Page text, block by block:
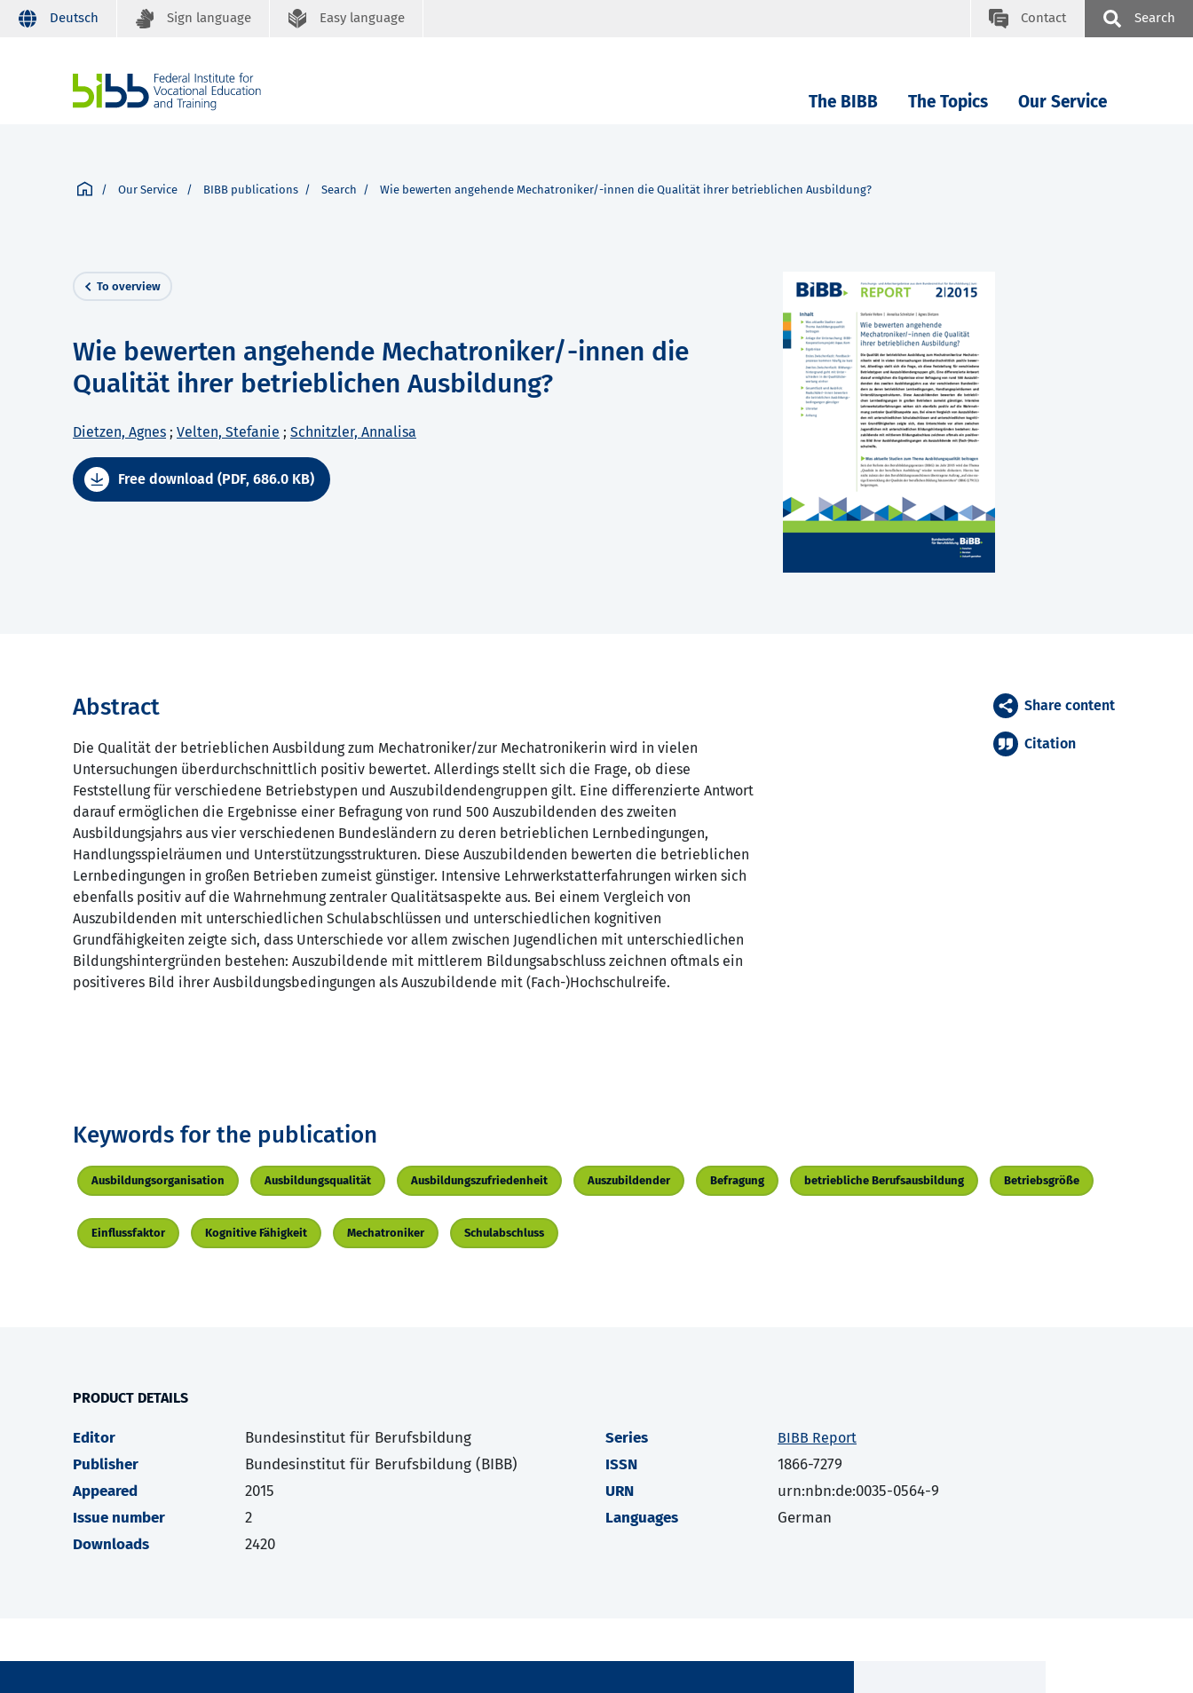
Deutsch Sign language Easy language Contact Search
The BIBB The Topics Our Service
Our Service BIBB publications Search Wie bewerten angehende Mechatroniker/-innen die Qualität ihrer betrieblichen Ausbildung?
To overview
Wie bewerten angehende Mechatroniker/-innen die
Qualität ihrer betrieblichen Ausbildung?
Dietzen, Agnes ; Velten, Stefanie ; Schnitzler, Annalisa
Free download (PDF, 686.0 KB)
Abstract
Die Qualität der betrieblichen Ausbildung zum Mechatroniker/zur Mechatronikerin wird in vielen
Untersuchungen überdurchschnittlich positiv bewertet. Allerdings stellt sich die Frage, ob diese
Feststellung für verschiedene Betriebstypen und Auszubildendengruppen gilt. Eine differenzierte Antwort
darauf ermöglichen die Ergebnisse einer Befragung von rund 500 Auszubildenden des zweiten
Ausbildungsjahrs aus vier verschiedenen Bundesländern zu deren betrieblichen Lernbedingungen,
Handlungsspielräumen und Unterstützungsstrukturen. Diese Auszubildenden bewerten die betrieblichen
Lernbedingungen in großen Betrieben zumeist günstiger. Intensive Lehrwerkstatterfahrungen wirken sich
ebenfalls positiv auf die Wahrnehmung zentraler Qualitätsaspekte aus. Bei einem Vergleich von
Auszubildenden mit unterschiedlichen Schulabschlüssen und unterschiedlichen kognitiven
Grundfähigkeiten zeigte sich, dass Unterschiede vor allem zwischen Jugendlichen mit unterschiedlichen
Bildungshintergründen bestehen: Auszubildende mit mittlerem Bildungsabschluss zeichnen oftmals ein
positiveres Bild ihrer Ausbildungsbedingungen als Auszubildende mit (Fach-)Hochschulreife.
Share content
Citation
Keywords for the publication
Ausbildungsorganisation Ausbildungsqualität Ausbildungszufriedenheit Auszubildender Befragung betriebliche Berufsausbildung Betriebsgröße
Einflussfaktor Kognitive Fähigkeit Mechatroniker Schulabschluss
PRODUCT DETAILS
Editor
Bundesinstitut für Berufsbildung
Publisher
Bundesinstitut für Berufsbildung (BIBB)
Appeared
2015
Issue number
2
Downloads
2420
Series BIBB Report
ISSN
1866-7279
URN
urn:nbn:de:0035-0564-9
Languages
German